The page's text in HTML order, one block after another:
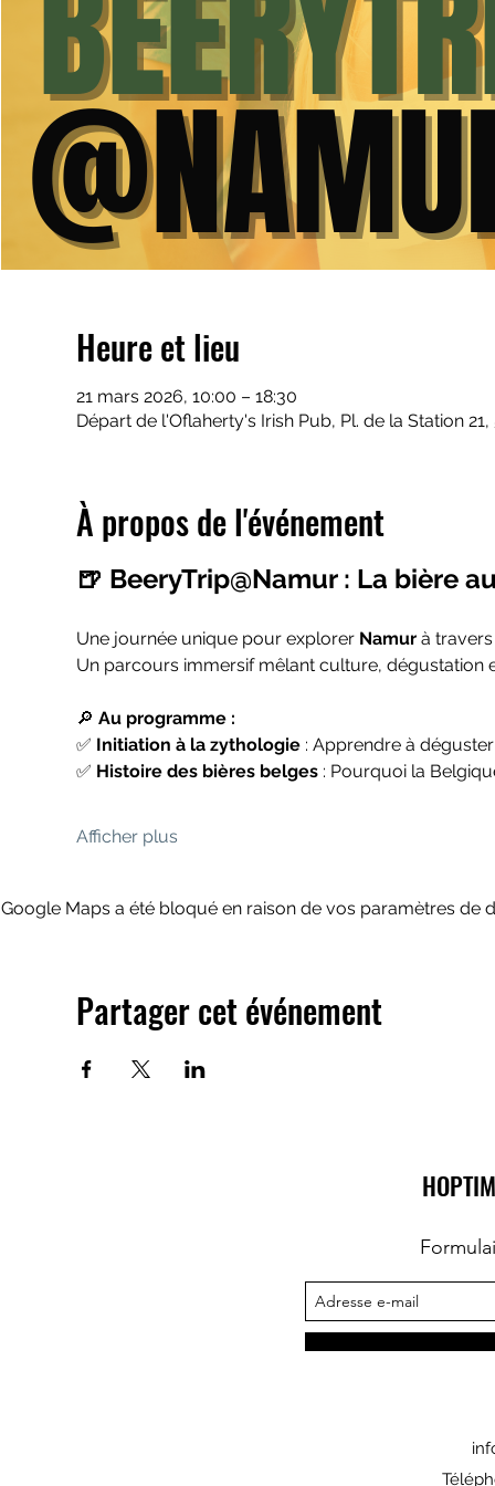
Heure et lieu
21 mars 2026, 10:00 – 18:30
Départ de l'Oflaherty's Irish Pub, Pl. de la Station
À propos de l'événement
🍺 BeeryTrip@Namur : La bière
Une journée unique pour explorer Namur à travers
Un parcours immersif mêlant culture, dégustation
🔎 Au programme :
✅ Initiation à la zythologie : Apprendre à
✅ Histoire des bières belges : Pourquoi la
Afficher plus
Google Maps a été bloqué en raison de vos paramètres de
Partager cet événement